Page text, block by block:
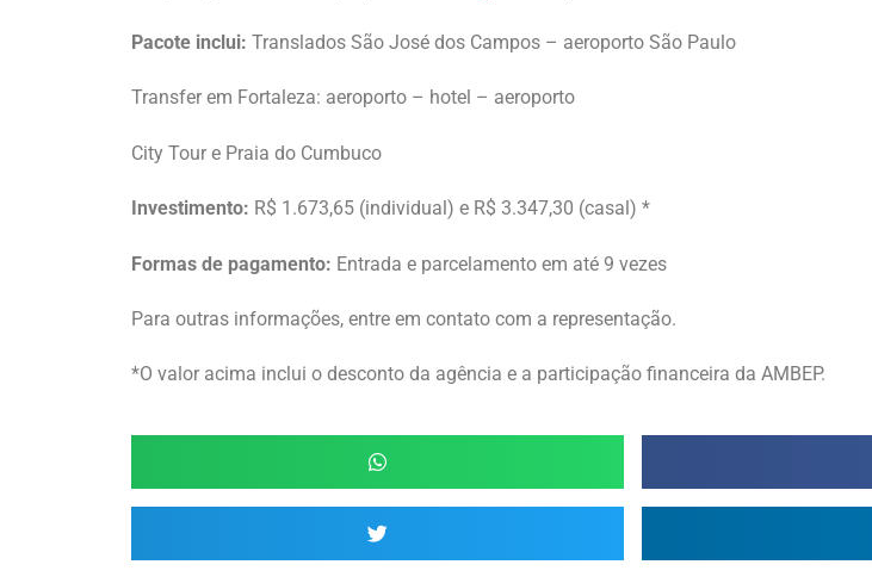
Pacote inclui: Translados São José dos Campos – aeroporto São Paulo
Transfer em Fortaleza: aeroporto – hotel – aeroporto
City Tour e Praia do Cumbuco
Investimento: R$ 1.673,65 (individual) e R$ 3.347,30 (casal) *
Formas de pagamento: Entrada e parcelamento em até 9 vezes
Para outras informações, entre em contato com a representação.
*O valor acima inclui o desconto da agência e a participação financeira da AMBEP.